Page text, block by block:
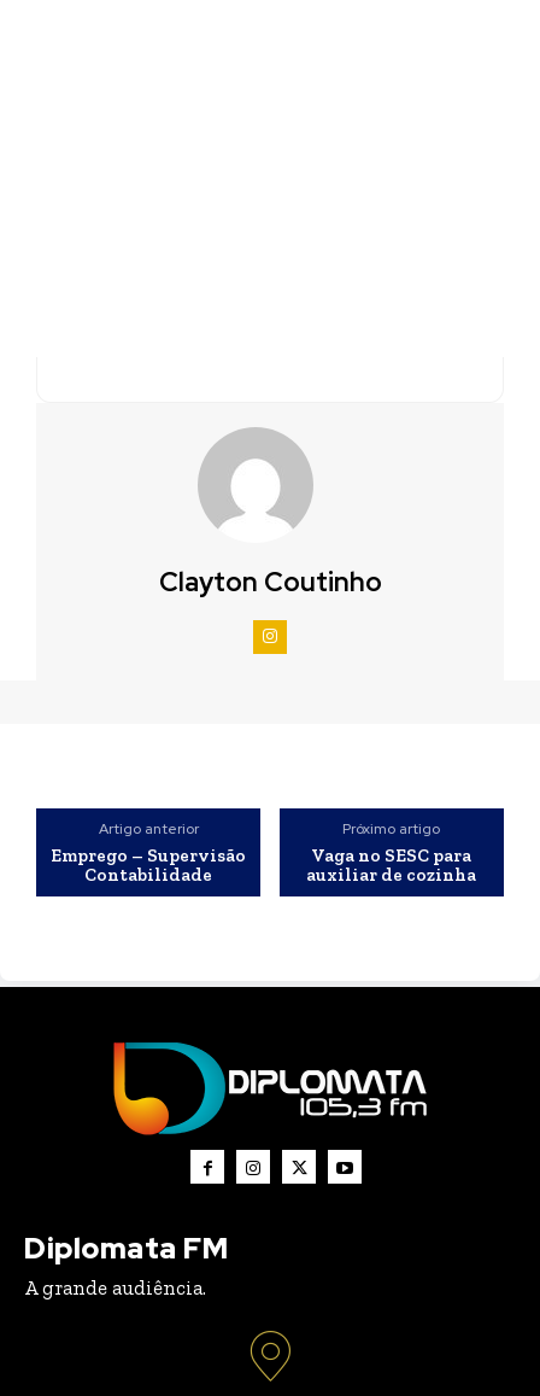
Clayton Coutinho
Artigo anterior
Emprego – Supervisão
Contabilidade
Próximo artigo
Vaga no SESC para
auxiliar de cozinha
Diplomata FM
A grande audiência.